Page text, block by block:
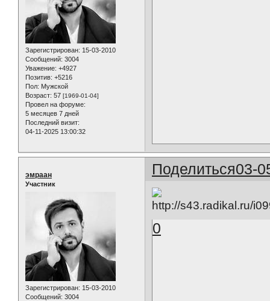
Зарегистрирован: 15-03-2010
Сообщений: 3004
Уважение: +4927
Позитив: +5216
Пол: Мужской
Возраст: 57 [1969-01-04]
Провел на форуме:
5 месяцев 7 дней
Последний визит:
04-11-2025 13:00:32
Поделиться03-
эмраан
Участник
Зарегистрирован: 15-03-2010
Сообщений: 3004
0